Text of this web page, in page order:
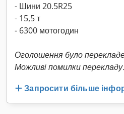
- Шини 20.5R25
- 15,5 т
- 6300 мотогодин
Оголошення було
Можливі помилки перекладу.
Запросити більше